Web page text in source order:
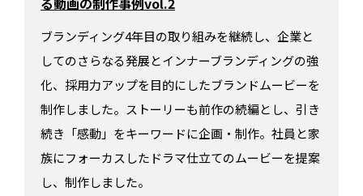
ブランディング4年目の取り組みを継続し、企業と
してのさらなる発展とインナーブランディングの強
化、採用力アップを目的にしたブランドムービーを
制作しました。ストーリーも前作の続編とし、引き
続き「感動」をキーワードに企画・制作。社員と家
族にフォーカスしたドラマ仕立てのムービーを提案
し、制作しました。